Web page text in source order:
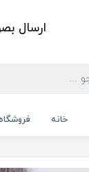
ارسال
خانه